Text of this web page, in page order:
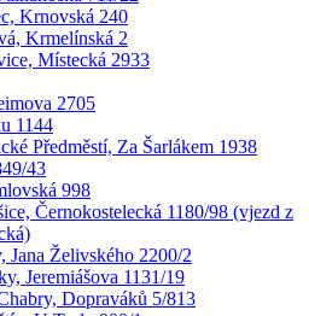
Krnovská 240
Krmelínská 2
Místecká 2933
2705
1144
Předměstí, Za Šarlákem 1938
43
998
Černokostelecká 1180/98 (vjezd z
Jana Želivského 2200/2
Jeremiášova 1131/19
Dopraváků 5/813